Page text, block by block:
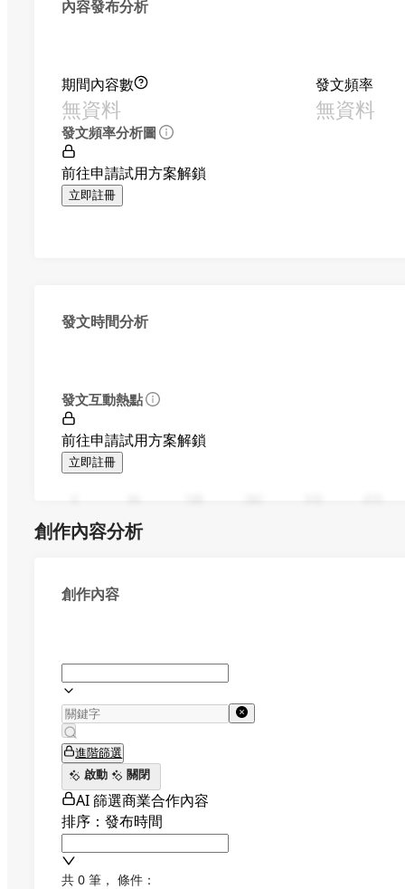
內容發布分析
期間內容數
無資料
發文頻率
無資料
發文頻率分析圖
前往申請試用方案解鎖
立即註冊
發文時間分析
發文互動熱點
前往申請試用方案解鎖
立即註冊
創作內容分析
創作內容
進階篩選
啟動
關閉
AI 篩選商業合作內容
排序：發布時間
共 0 筆 ， 條件：